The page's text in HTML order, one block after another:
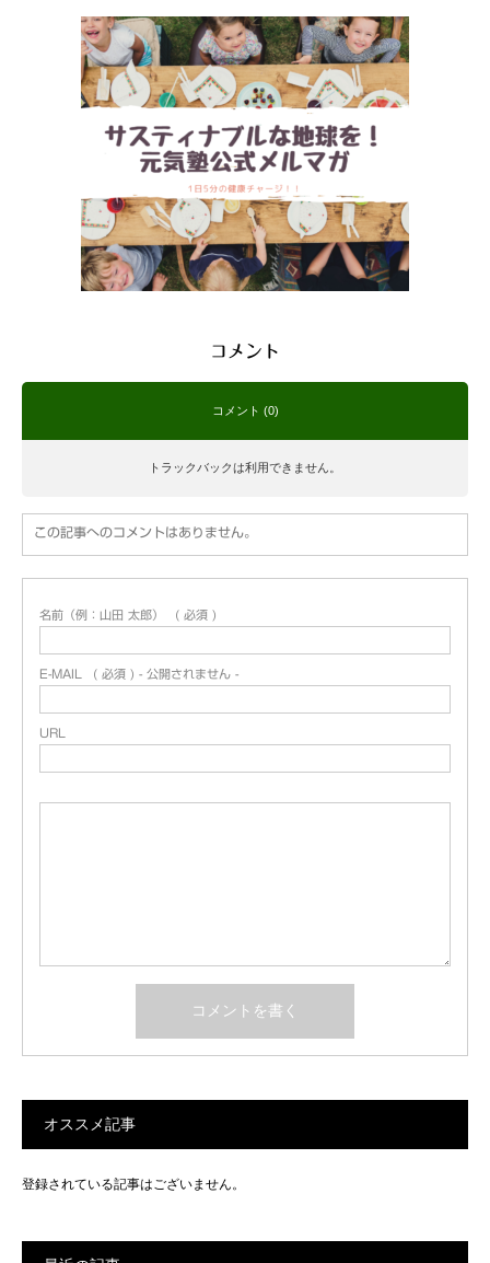
コメント
コメント (0)
トラックバックは利用できません。
この記事へのコメントはありません。
名前（例：山田 太郎） ( 必須 )
E-MAIL ( 必須 ) - 公開されません -
URL
オススメ記事
登録されている記事はございません。